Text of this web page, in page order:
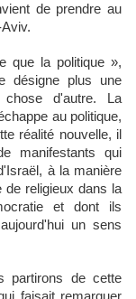
de prendre au
que la politique »,
désigne plus une
chose d'autre. La
au politique,
réalité nouvelle, il
manifestants qui
à la manière
de religieux dans la
et dont ils
un sens
partirons de cette